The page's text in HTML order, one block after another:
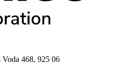
468, 925 06